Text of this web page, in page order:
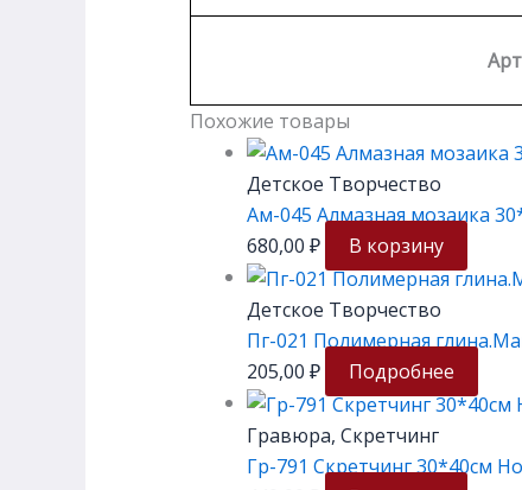
Похожие товары
Детское Творчество
Ам-045 Алмазная мозаика
680,00 ₽
В корзину
Детское Творчество
Пг-021 Полимерная
205,00 ₽ Подробнее
Гравюра, Скретчинг
Гр-791 Скретчинг 30*40см